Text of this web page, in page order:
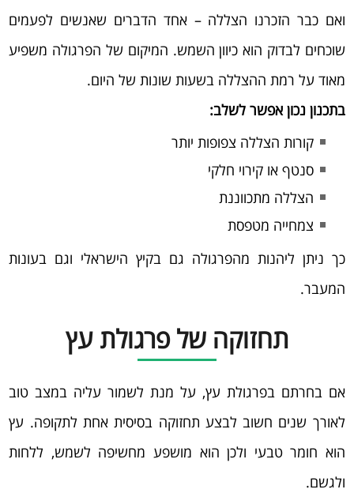
ואם כבר הזכרנו הצללה – אחד הדברים שאנשים לפעמים
שוכחים לבדוק הוא כיוון השמש. המיקום של הפרגולה משפיע
מאוד על רמת ההצללה בשעות שונות של היום.
בתכנון נכון אפשר לשלב:
קורות הצללה צפופות יותר
סנטף או קירוי חלקי
הצללה מתכווננת
צמחייה מטפסת
כך ניתן ליהנות מהפרגולה גם בקיץ הישראלי וגם בעונות
המעבר.
תחזוקה של פרגולת עץ
אם בחרתם בפרגולת עץ, על מנת לשמור עליה במצב טוב
לאורך שנים חשוב לבצע תחזוקה בסיסית אחת לתקופה. עץ
הוא חומר טבעי ולכן הוא מושפע מחשיפה לשמש, ללחות
ולגשם.